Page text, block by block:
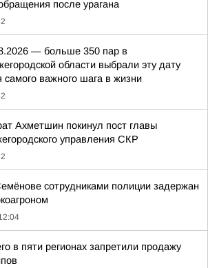
после урагана
— больше 350 пар в
области выбрали эту дату
самого важного шага в жизни
Ахметшин покинул пост главы
управления СКР
сотрудниками полиции задержан
в пяти регионах запретили продажу